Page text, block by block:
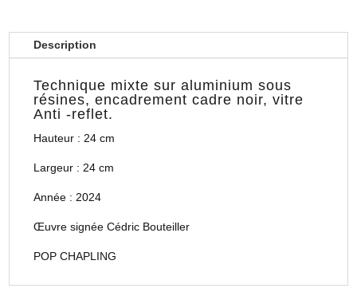
Description
Technique mixte sur aluminium sous
résines, encadrement cadre noir, vitre
Anti -reflet.
Hauteur : 24 cm
Largeur : 24 cm
Année : 2024
Œuvre signée Cédric Bouteiller
POP CHAPLING